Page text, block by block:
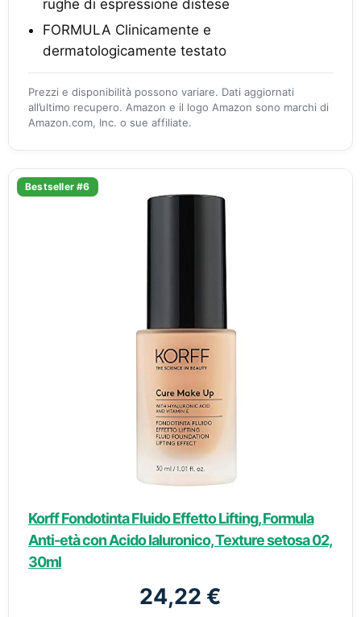
rughe di espressione distese
FORMULA Clinicamente e
dermatologicamente testato
Prezzi e disponibilità possono variare. Dati aggiornati
all’ultimo recupero. Amazon e il logo Amazon sono marchi di
Amazon.com, Inc. o sue affiliate.
Bestseller #6
Korff Fondotinta Fluido Effetto Lifting, Formula
Anti-età con Acido Ialuronico, Texture setosa 02,
30ml
24,22 €